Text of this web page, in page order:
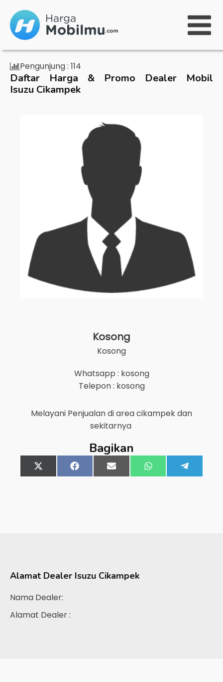
Pengunjung : 114
Daftar Harga & Promo Dealer Mobil
Isuzu Cikampek
Kosong
Kosong
Whatsapp : kosong
Telepon : kosong
Melayani Penjualan di areacikampekdan
sekitarnya
Bagikan
Share
on
X
(Twitter)
Share
on
FacebookShare
on
Email Share
on
WhatsApp
on
Alamat Dealer Isuzu Cikampek
Nama Dealer:
Alamat Dealer :